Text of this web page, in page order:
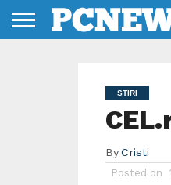
STIRI
By Cristi
Posted on